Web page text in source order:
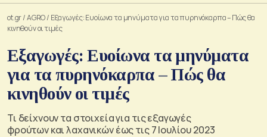
ot.gr/AGRO/ Εξαγωγές: Ευοίωνα τα μηνύματα για τα πυρηνόκαρπα – Πώς θα
κινηθούν οι τιμές
Εξαγωγές: Ευοίωνα τα μηνύματα
για τα πυρηνόκαρπα – Πώς θα
κινηθούν οι τιμές
Τι δείχνουν τα στοιχεία για τις εξαγωγές
φρούτων και λαχανικών έως τις 7 Ιουλίου 2023